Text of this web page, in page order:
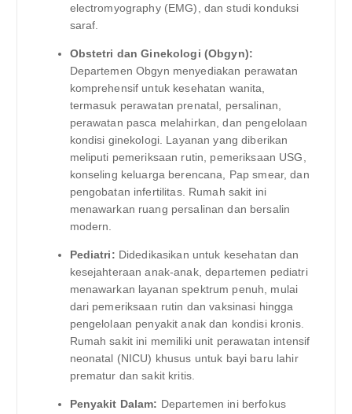
electromyography (EMG), dan studi konduksi
saraf.
Obstetri dan Ginekologi (Obgyn):
Departemen Obgyn menyediakan perawatan
komprehensif untuk kesehatan wanita,
termasuk perawatan prenatal, persalinan,
perawatan pasca melahirkan, dan pengelolaan
kondisi ginekologi. Layanan yang diberikan
meliputi pemeriksaan rutin, pemeriksaan USG,
konseling keluarga berencana, Pap smear, dan
pengobatan infertilitas. Rumah sakit ini
menawarkan ruang persalinan dan bersalin
modern.
Pediatri: Didedikasikan untuk kesehatan dan
kesejahteraan anak-anak, departemen pediatri
menawarkan layanan spektrum penuh, mulai
dari pemeriksaan rutin dan vaksinasi hingga
pengelolaan penyakit anak dan kondisi kronis.
Rumah sakit ini memiliki unit perawatan intensif
neonatal (NICU) khusus untuk bayi baru lahir
prematur dan sakit kritis.
Penyakit Dalam: Departemen ini berfokus